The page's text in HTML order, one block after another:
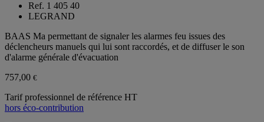
Ref. 1 405 40
LEGRAND
BAAS Ma permettant de signaler les alarmes feu issues des
déclencheurs manuels qui lui sont raccordés, et de diffuser le son
d'alarme générale d'évacuation
757,00 €
Tarif professionnel de référence HT
hors éco-contribution